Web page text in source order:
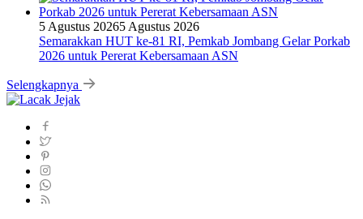
5 Agustus 20265 Agustus 2026
Semarakkan HUT ke-81 RI, Pemkab Jombang Gelar Porkab
2026 untuk Pererat Kebersamaan ASN
Selengkapnya